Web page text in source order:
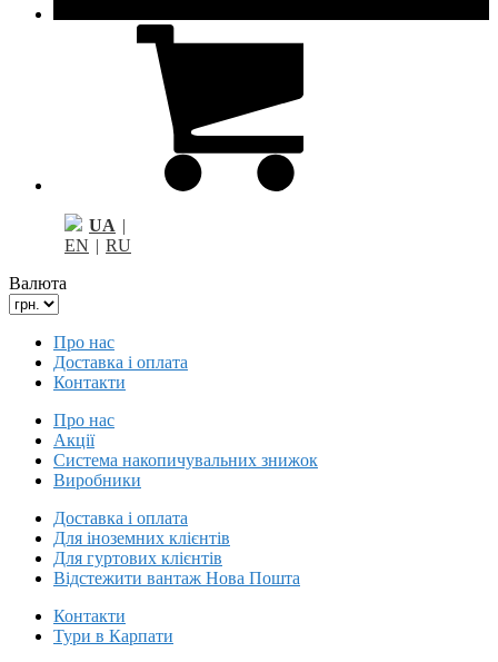
UA |
EN | RU
Валюта
Про нас
Доставка і оплата
Контакти
Про нас
Акції
Система накопичувальних знижок
Виробники
Доставка і оплата
Для іноземних клієнтів
Для гуртових клієнтів
Відстежити вантаж Нова Пошта
Контакти
Тури в Карпати